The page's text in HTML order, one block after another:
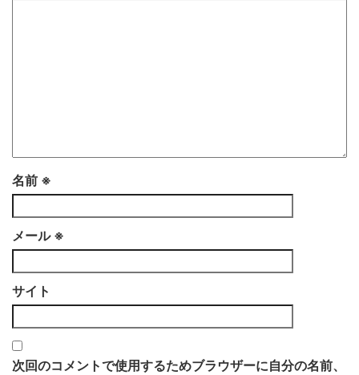
名前 ※
メール ※
サイト
次回のコメントで使用するためブラウザーに自分の名前、